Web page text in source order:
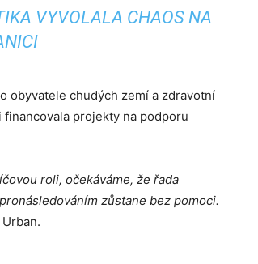
VYVOLALA CHAOS NA
obyvatele chudých zemí a zdravotní
projekty na podporu
roli, očekáváme, že řada
zůstane bez pomoci.